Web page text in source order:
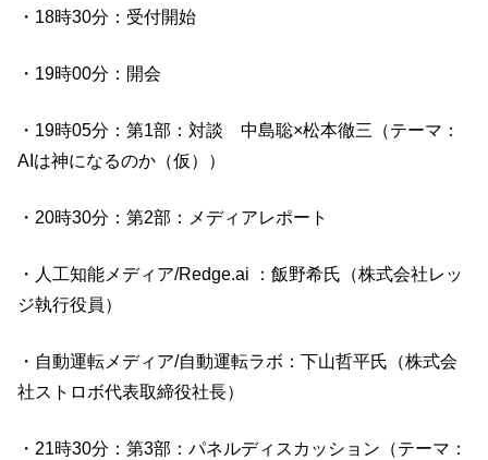
・18時30分：受付開始
・19時00分：開会
・19時05分：第1部：対談 中島聡×松本徹三（テーマ：
AIは神になるのか（仮））
・20時30分：第2部：メディアレポート
・人工知能メディア/Redge.ai ：飯野希氏（株式会社レッ
ジ執行役員）
・自動運転メディア/自動運転ラボ：下山哲平氏（株式会
社ストロボ代表取締役社長）
・21時30分：第3部：パネルディスカッション（テーマ：